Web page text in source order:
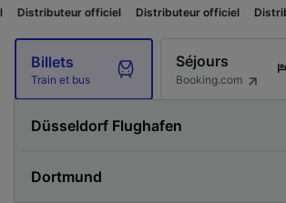
officiel Distributeur officiel Distributeur officiel
Billets
Train et bus
Séjours
Booking.com